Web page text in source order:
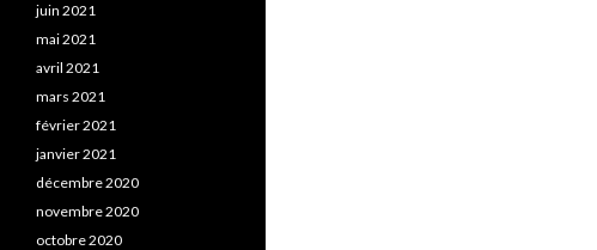
juin 2021
mai 2021
avril 2021
mars 2021
février 2021
janvier 2021
décembre 2020
novembre 2020
octobre 2020